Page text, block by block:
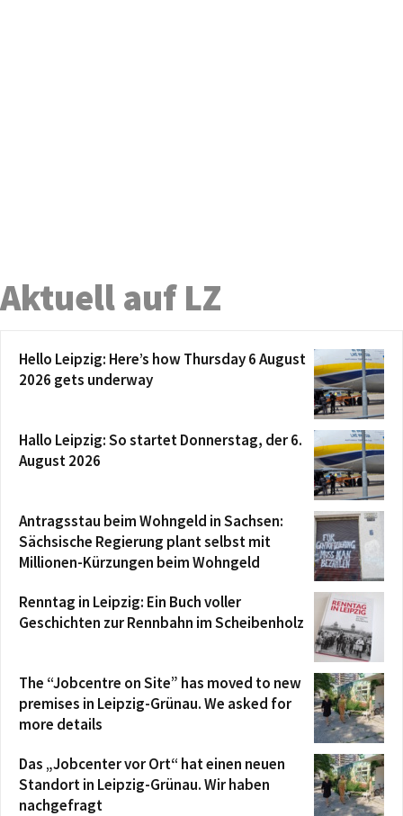
Aktuell auf LZ
Hello Leipzig: Here’s how Thursday 6 August
2026 gets underway
Hallo Leipzig: So startet Donnerstag, der 6.
August 2026
Antragsstau beim Wohngeld in Sachsen:
Sächsische Regierung plant selbst mit
Millionen-Kürzungen beim Wohngeld
Renntag in Leipzig: Ein Buch voller
Geschichten zur Rennbahn im Scheibenholz
The “Jobcentre on Site” has moved to new
premises in Leipzig-Grünau. We asked for
more details
Das „Jobcenter vor Ort“ hat einen neuen
Standort in Leipzig-Grünau. Wir haben
nachgefragt